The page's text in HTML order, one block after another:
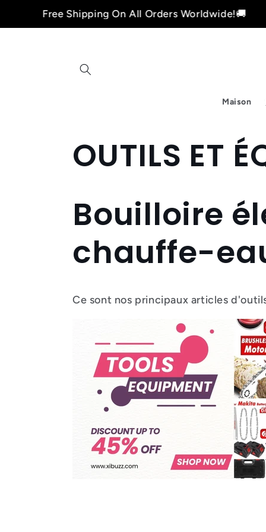
passer
Free Shipping On All Orders Worldwide!🚚
Maison
C
o
l
l
e
o
OUTILS ET
Bouilloire
chauffe-
Ce sont nos principaux articles